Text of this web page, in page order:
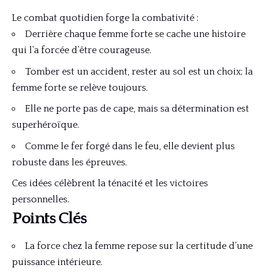
Le combat quotidien forge la combativité :
Derrière chaque femme forte se cache une histoire
qui l’a forcée d’être courageuse.
Tomber est un accident, rester au sol est un choix; la
femme forte se relève toujours.
Elle ne porte pas de cape, mais sa détermination est
superhéroïque.
Comme le fer forgé dans le feu, elle devient plus
robuste dans les épreuves.
Ces idées célèbrent la ténacité et les victoires
personnelles.
Points Clés
La force chez la femme repose sur la certitude d’une
puissance intérieure.